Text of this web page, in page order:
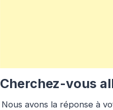
Cherchez-vous
Nous avons la réponse à